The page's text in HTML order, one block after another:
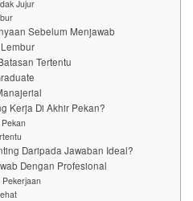
Jujur
Sebelum Menjawab
Tertentu
Kerja Di Akhir Pekan?
Daripada Jawaban Ideal?
Dengan Profesional